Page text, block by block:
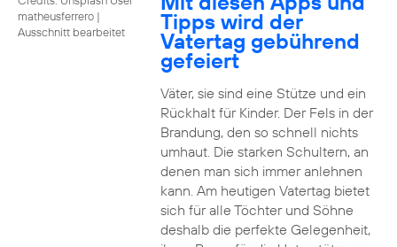
matheusferrero |
Ausschnitt bearbeitet
Tipps wird der
Vatertag gebührend
gefeiert
Väter, sie sind eine Stütze und ein
Rückhalt für Kinder. Der Fels in der
Brandung, den so schnell nichts
umhaut. Die starken Schultern, an
denen man sich immer anlehnen
kann. Am heutigen Vatertag bietet
sich für alle Töchter und Söhne
deshalb die perfekte Gelegenheit,